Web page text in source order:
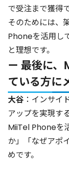
で受注まで獲得
そのためには、
Phoneを活用し
と理想です。
— 最後に、
ている方に
大谷 ：インサイ
アップを実現す
MiiTel Phoneを
か」「なぜアポ
めです。